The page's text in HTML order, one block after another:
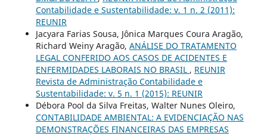
Contabilidade e Sustentabilidade: v. 1 n. 2 (2011):
REUNIR
Jacyara Farias Sousa, Jônica Marques Coura Aragão,
Richard Weiny Aragão, ANÁLISE DO TRATAMENTO
LEGAL CONFERIDO AOS CASOS DE ACIDENTES E
ENFERMIDADES LABORAIS NO BRASIL , REUNIR
Revista de Administração Contabilidade e
Sustentabilidade: v. 5 n. 1 (2015): REUNIR
Débora Pool da Silva Freitas, Walter Nunes Oleiro,
CONTABILIDADE AMBIENTAL: A EVIDENCIAÇÃO NAS
DEMONSTRAÇÕES FINANCEIRAS DAS EMPRESAS